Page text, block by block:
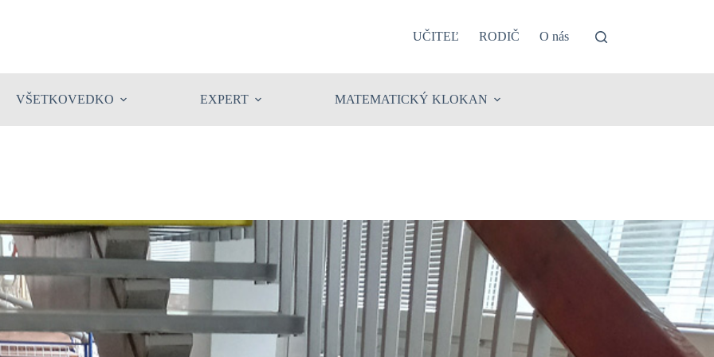
UČITEĽ RODIČ O nás
VŠETKOVEDKO EXPERT MATEMATICKÝ KLOKAN